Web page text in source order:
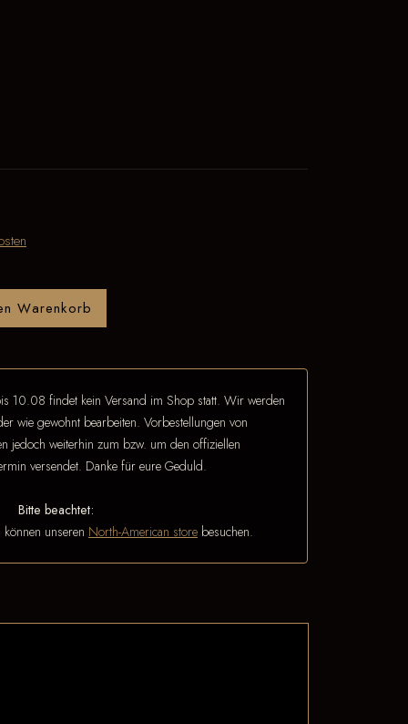
Warenkorb
10.08 findet kein Versand im Shop statt. Wir werden
wie gewohnt bearbeiten. Vorbestellungen von
jedoch weiterhin zum bzw. um den offiziellen
versendet. Danke für eure Geduld.
Bitte beachtet:
unseren North-American storebesuchen.